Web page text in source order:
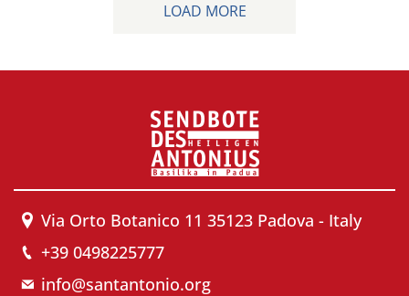
LOAD MORE
Via Orto Botanico 11 35123 Padova - Italy
+39 0498225777
info@santantonio.org